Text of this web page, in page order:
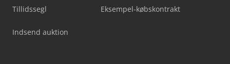
Tillidssegl
Indsend auktion
Eksempel-købskontrakt